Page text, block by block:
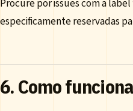
Procure por issues com a label
especificamente reservadas
6. Como